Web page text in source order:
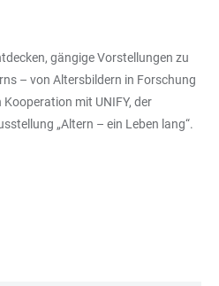
gängige Vorstellungen zu
– von Altersbildern in Forschung
mit UNIFY, der
„Altern – ein Leben lang“.